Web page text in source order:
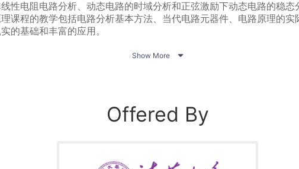
性电阻电路分析、动态电路的时域分析和正弦激励下动态电路的稳态
课程的教学包括电路分析基本方法、当代电路元器件、电路原理的实
的基础和丰富的应用。
的基础。我们有信心：你能领悟电世界的奇妙。
Show More 
Offered By